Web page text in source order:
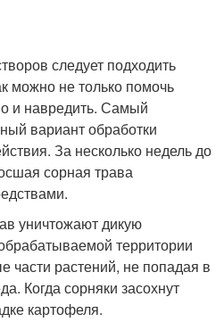
следует подходить
можно не только помочь
и навредить. Самый
вариант обработки
За несколько недель до
сорная трава
уничтожают дикую
территории
части растений, не попадая в
Когда сорняки засохнут
картофеля.